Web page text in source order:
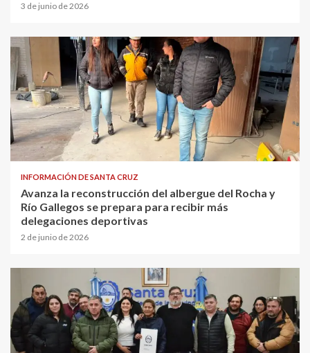
3 de junio de 2026
INFORMACIÓN DE SANTA CRUZ
Avanza la reconstrucción del albergue del Rocha y
Río Gallegos se prepara para recibir más
delegaciones deportivas
2 de junio de 2026